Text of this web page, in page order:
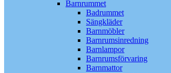
Barnrummet
Badrummet
Sängkläder
Barnmöbler
Barnrumsinredning
Barnlampor
Barnrumsförvaring
Barnmattor